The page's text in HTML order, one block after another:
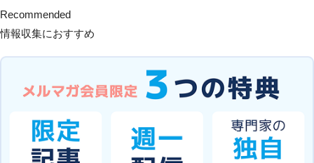
Recommended
情報収集におすすめ